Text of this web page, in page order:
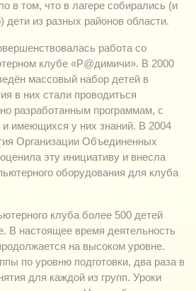
в том, что в лагере собирались (и
дети из разных районов области.
работа со
клубе «Р@димичи». В 2000
массовый набор детей в
в них стали проводиться
разработанным программам, с
и имеющихся у них знаний. В 2004
Организации Объединенных
эту инициативу и внесла
оборудования для клуба
клуба более 500 детей
В настоящее время деятельность
на высоком уровне.
по уровню подготовки, два раза в
для каждой из групп. Уроки